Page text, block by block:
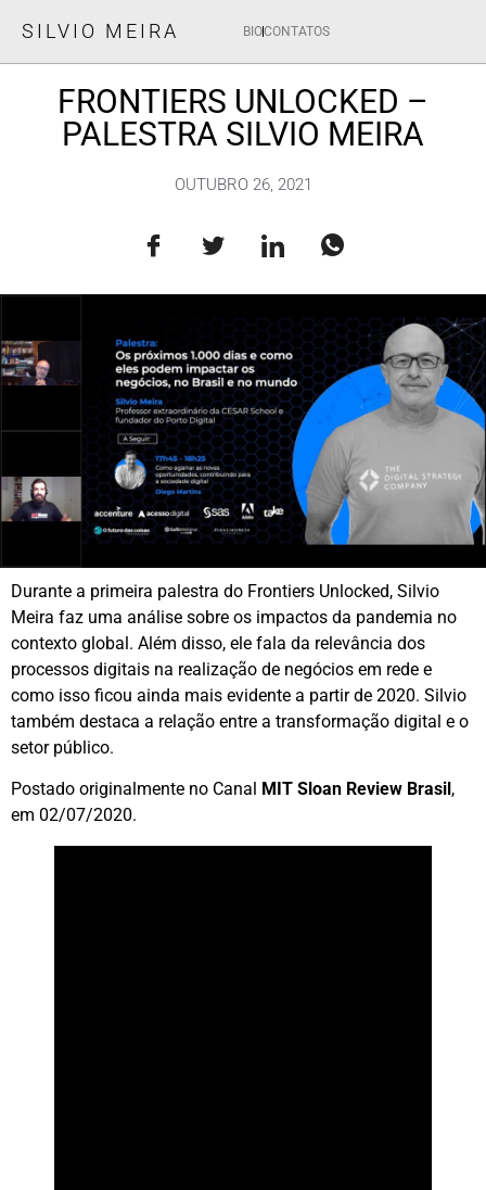
SILVIO MEIRA BIOCONTATOS
FRONTIERS UNLOCKED –
PALESTRA SILVIO MEIRA
OUTUBRO 26, 2021
Durante a primeira palestra do Frontiers Unlocked, Silvio
Meira faz uma análise sobre os impactos da pandemia no
contexto global. Além disso, ele fala da relevância dos
processos digitais na realização de negócios em rede e
como isso ficou ainda mais evidente a partir de 2020. Silvio
também destaca a relação entre a transformação digital e o
setor público.
Postado originalmente no Canal MIT Sloan Review Brasil ,
em 02/07/2020.